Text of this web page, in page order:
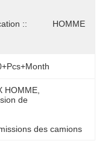
:: HOMME
HOMME
de
des camions